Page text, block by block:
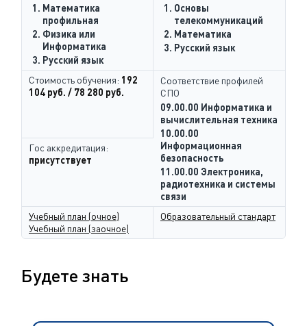
Математика
профильная
Физика или
Информатика
Русский язык
Основы
телекоммуникаций
Математика
Русский язык
Стоимость обучения: 192
104 руб. / 78 280 руб.
Соответствие профилей
СПО
09.00.00 Информатика и
вычислительная техника
10.00.00
Информационная
безопасность
11.00.00 Электроника,
радиотехника и системы
связи
Гос аккредитация:
присутствует
Учебный план (очное)
Учебный план (заочное)
Образовательный стандарт
Будете знать